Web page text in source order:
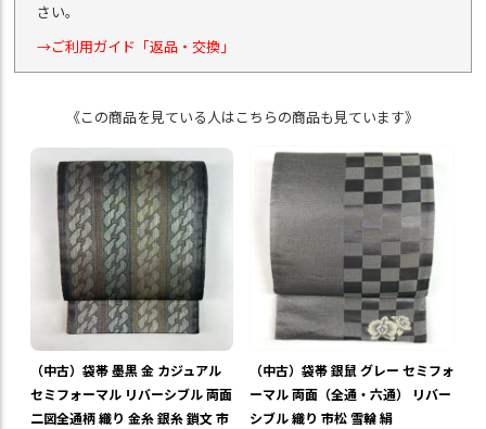
さい。
→ご利用ガイド「返品・交換」
《この商品を見ている人はこちらの商品も見ています》
（中古）袋帯 墨黒 金 カジュアル
セミフォーマル リバーシブル 両面
二図全通柄 織り 金糸 銀糸 鎖文 市
（中古）袋帯 銀鼠 グレー セミフォ
ーマル 両面（全通・六通） リバー
シブル 織り 市松 雪輪 絹